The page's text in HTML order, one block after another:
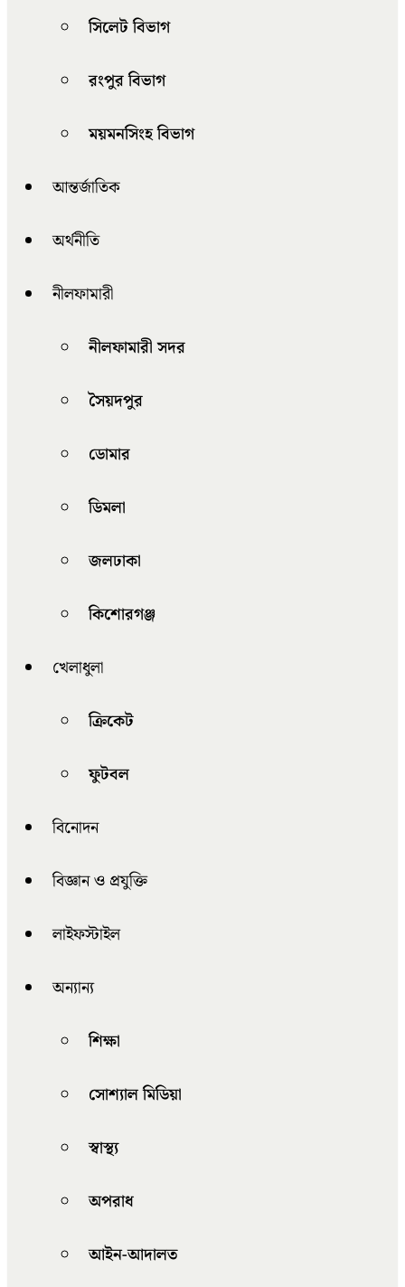
সিলেট বিভাগ
রংপুর বিভাগ
ময়মনসিংহ বিভাগ
আন্তর্জাতিক
অর্থনীতি
নীলফামারী
নীলফামারী সদর
সৈয়দপুর
ডোমার
ডিমলা
জলঢাকা
কিশোরগঞ্জ
খেলাধুলা
ক্রিকেট
ফুটবল
বিনোদন
বিজ্ঞান ও প্রযুক্তি
লাইফস্টাইল
অন্যান্য
শিক্ষা
সোশ্যাল মিডিয়া
স্বাস্থ্য
অপরাধ
আইন-আদালত